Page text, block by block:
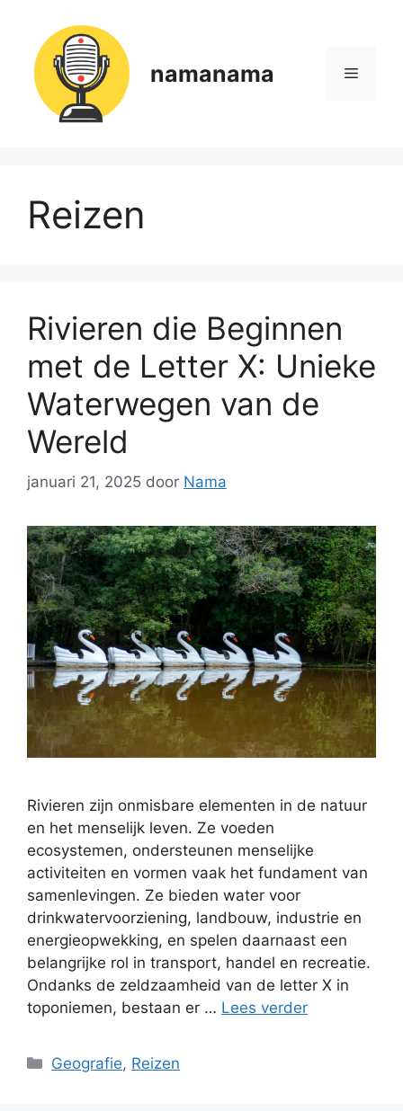
inhoud
namanama Menu
Reizen
Rivieren die Beginnen
met de Letter X: Unieke
Waterwegen van de
Wereld
januari 21, 2025 door Nama
Rivieren zijn onmisbare elementen in de natuur
en het menselijk leven. Ze voeden
ecosystemen, ondersteunen menselijke
activiteiten en vormen vaak het fundament van
samenlevingen. Ze bieden water voor
drinkwatervoorziening, landbouw, industrie en
energieopwekking, en spelen daarnaast een
belangrijke rol in transport, handel en recreatie.
Ondanks de zeldzaamheid van de letter X in
toponiemen, bestaan er … Lees verder
Categorieën
Geografie, Reizen